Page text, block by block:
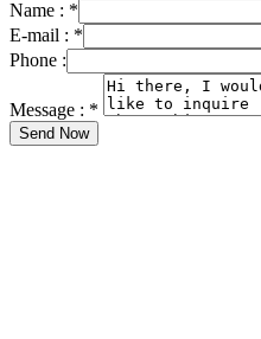
Name : *
E-mail : *
Phone :
Message : *